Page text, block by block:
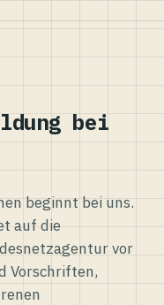
bei
beginnt bei uns.
auf die
vor
Vorschriften,